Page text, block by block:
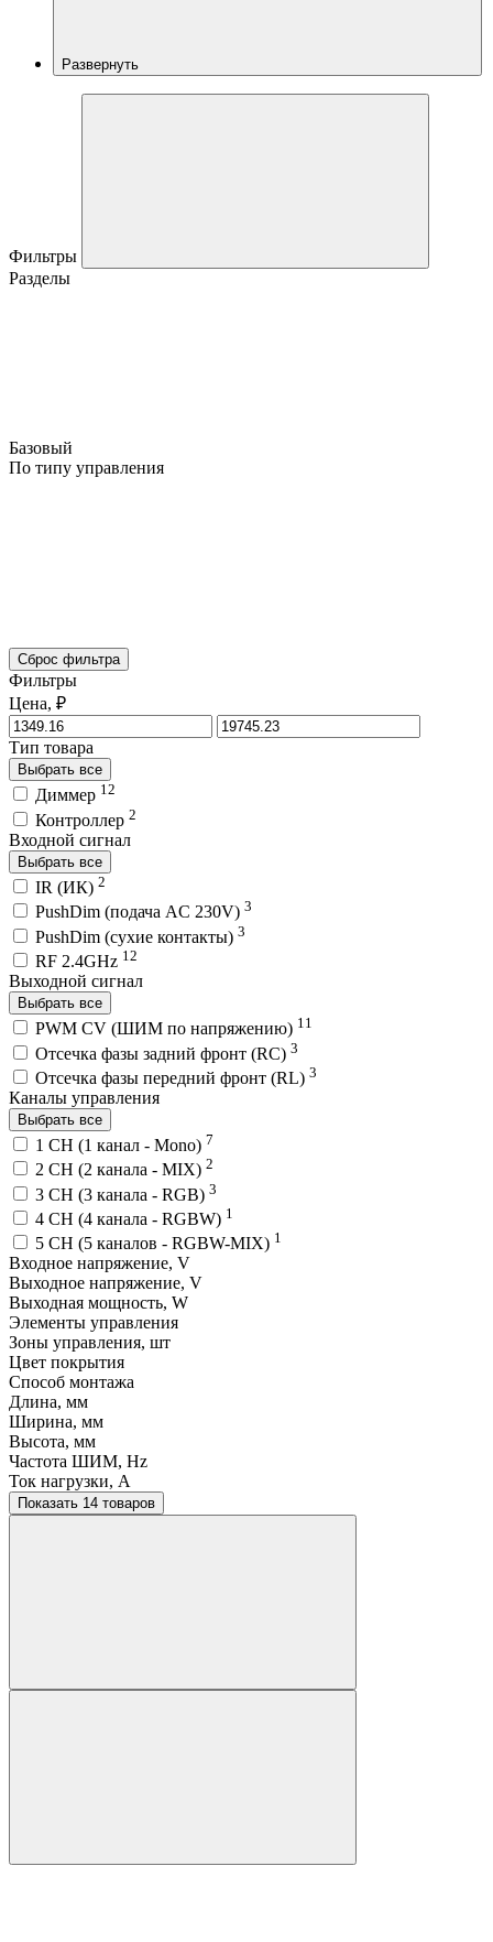
Развернуть
Фильтры
Разделы
Базовый
По типу управления
Сброс фильтра
Фильтры
Цена, ₽
Тип товара
Выбрать все
Диммер 12
Контроллер 2
Входной сигнал
Выбрать все
IR (ИК) 2
PushDim (подача AC 230V) 3
PushDim (сухие контакты) 3
RF 2.4GHz 12
Выходной сигнал
Выбрать все
PWM СV (ШИМ по напряжению) 11
Отсечка фазы задний фронт (RC) 3
Отсечка фазы передний фронт (RL) 3
Каналы управления
Выбрать все
1 CH (1 канал - Mono) 7
2 CH (2 канала - MIX) 2
3 CH (3 канала - RGB) 3
4 CH (4 канала - RGBW) 1
5 CH (5 каналов - RGBW-MIX) 1
Входное напряжение, V
Выходное напряжение, V
Выходная мощность, W
Элементы управления
Зоны управления, шт
Цвет покрытия
Способ монтажа
Длина, мм
Ширина, мм
Высота, мм
Частота ШИМ, Hz
Ток нагрузки, A
Показать 14 товаров